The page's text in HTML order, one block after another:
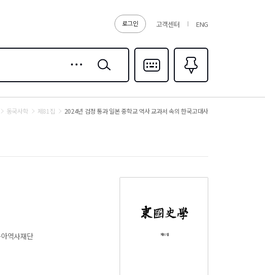
로그인 고객센터 ENG
검색
다국어입력
즐겨찾기0
동국사학 제81집 2024년 검정 통과 일본 중학교 역사 교과서 속의 한국고대사
역사재단